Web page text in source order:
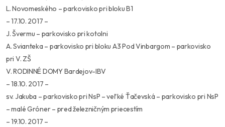
L. Novomeského – parkovisko pri bloku B1
– 17.10. 2017 –
J. Švermu – parkovisko pri kotolni
A. Svianteka – parkovisko pri bloku A3 Pod Vinbargom – parkovisko
pri V. ZŠ
V. RODINNÉ DOMY Bardejov-IBV
– 18.10. 2017 –
sv. Jakuba – parkovisko pri NsP – veľké Ťačevská – parkovisko pri NsP
– malé Gróner – pred železničným priecestím
– 19.10. 2017 –